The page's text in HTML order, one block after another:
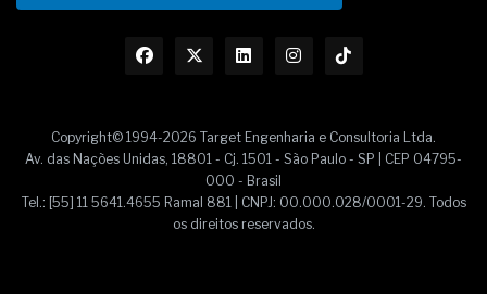
Copyright© 1994-2026 Target Engenharia e Consultoria Ltda.
Av. das Nações Unidas, 18801 - Cj. 1501 - São Paulo - SP | CEP 04795-
000 - Brasil
Tel.: [55] 11 5641.4655 Ramal 881 | CNPJ: 00.000.028/0001-29. Todos
os direitos reservados.